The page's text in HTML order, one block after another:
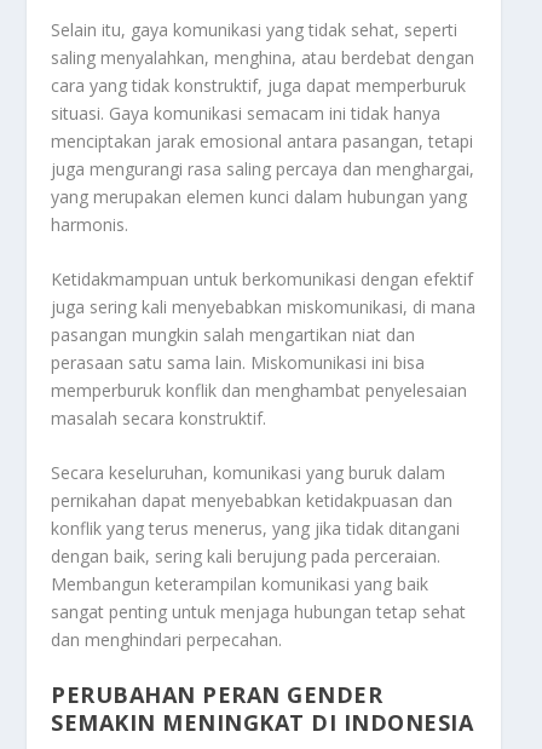
Selain itu, gaya komunikasi yang tidak sehat, seperti
saling menyalahkan, menghina, atau berdebat dengan
cara yang tidak konstruktif, juga dapat memperburuk
situasi. Gaya komunikasi semacam ini tidak hanya
menciptakan jarak emosional antara pasangan, tetapi
juga mengurangi rasa saling percaya dan menghargai,
yang merupakan elemen kunci dalam hubungan yang
harmonis.
Ketidakmampuan untuk berkomunikasi dengan efektif
juga sering kali menyebabkan miskomunikasi, di mana
pasangan mungkin salah mengartikan niat dan
perasaan satu sama lain. Miskomunikasi ini bisa
memperburuk konflik dan menghambat penyelesaian
masalah secara konstruktif.
Secara keseluruhan, komunikasi yang buruk dalam
pernikahan dapat menyebabkan ketidakpuasan dan
konflik yang terus menerus, yang jika tidak ditangani
dengan baik, sering kali berujung pada perceraian.
Membangun keterampilan komunikasi yang baik
sangat penting untuk menjaga hubungan tetap sehat
dan menghindari perpecahan.
PERUBAHAN PERAN GENDER
SEMAKIN MENINGKAT DI INDONESIA